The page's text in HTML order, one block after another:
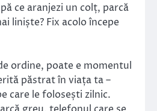
ce aranjezi un colț, parcă
liniște? Fix acolo începe
ordine, poate e momentul
păstrat în viața ta –
care le folosești zilnic.